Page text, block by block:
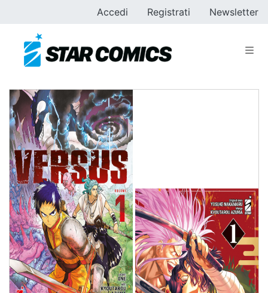
Accedi Registrati Newsletter